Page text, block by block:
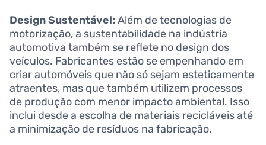
Design Sustentável: Além de tecnologias de
motorização, a sustentabilidade na indústria
automotiva também se reflete no design dos
veículos. Fabricantes estão se empenhando em
criar automóveis que não só sejam esteticamente
atraentes, mas que também utilizem processos
de produção com menor impacto ambiental. Isso
inclui desde a escolha de materiais recicláveis até
a minimização de resíduos na fabricação.